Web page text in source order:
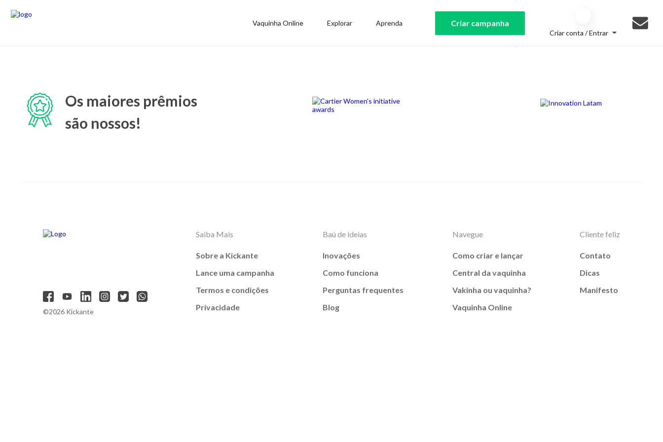
Vaquinha Online Explorar Aprenda Criar campanha
Criar conta / Entrar
Os maiores prêmios
são nossos!
©2026 Kickante
Saiba Mais
Sobre a Kickante
Lance uma campanha
Termos e condições
Privacidade
Baú de ideias
Inovações
Como funciona
Perguntas frequentes
Blog
Navegue
Como criar e lançar
Central da vaquinha
Vakinha ou vaquinha?
Vaquinha Online
Cliente feliz
Contato
Dicas
Manifesto